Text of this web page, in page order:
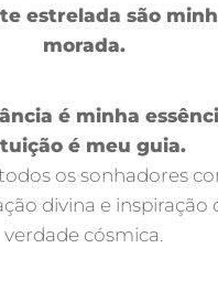
estrelada são
morada.
é minha
é meu guia.
os sonhadores
divina e inspiração
verdade cósmica.